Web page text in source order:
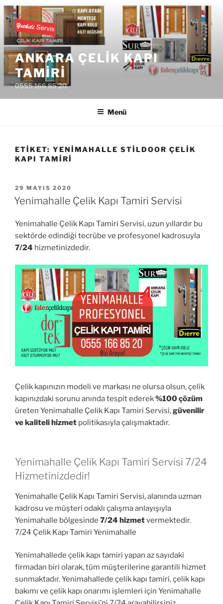
İçeriğe
geç
ANKARA ÇELIK KAPI
TAMIRI
0555 166 85 20
Menü
ETIKET: YENIMAHALLE STILDOOR ÇELIK
KAPI TAMIRI
YAYIM
TARIHI
29 MAYIS 2020
Yenimahalle Çelik Kapı Tamiri Servisi
Yenimahalle Çelik Kapı Tamiri Servisi, uzun yıllardır bu
sektörde edindiği tecrübe ve profesyonel kadrosuyla
7/24 hizmetinizdedir.
Çelik kapınızın modeli ve markası ne olursa olsun, çelik
kapınızdaki sorunu anında tespit ederek%100 çözüm
üreten Yenimahalle Çelik Kapı Tamiri Servisi,güvenilir
ve kaliteli hizmet politikasıyla çalışmaktadır.
Yenimahalle Çelik Kapı Tamiri Servisi 7/24
Hizmetinizdedir!
Yenimahalle Çelik Kapı Tamiri Servisi, alanında uzman
kadrosu ve müşteri odaklı çalışma anlayışıyla
Yenimahalle bölgesinde 7/24 hizmetvermektedir.
7/24 Çelik Kapı Tamiri Yenimahalle
Yenimahallede çelik kapı tamiri yapan az sayıdaki
firmadan biri olarak, tüm müşterilerine garantili hizmet
sunmaktadır. Yenimahallede çelik kapı tamiri, çelik kapı
bakımı ve çelik kapı onarımı işlemleri için Yenimahalle